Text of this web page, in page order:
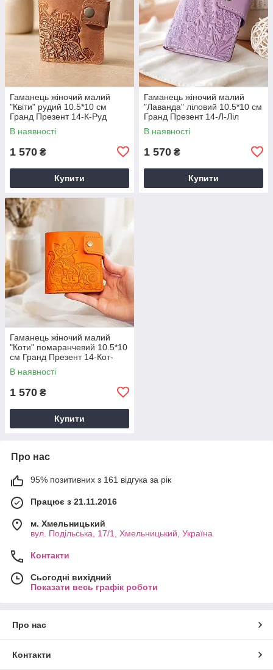
Гаманець жіночий малий
"Квіти" рудий 10.5*10 см
Гранд Презент 14-К-Руд
В наявності
1 570 ₴
Купити
Гаманець жіночий малий
"Лаванда" ліловий 10.5*10 см
Гранд Презент 14-Л-Ліл
В наявності
1 570 ₴
Купити
Гаманець жіночий малий
"Коти" помаранчевий 10.5*10
см Гранд Презент 14-Кот-
Пом
В наявності
1 570 ₴
Купити
Про нас
95% позитивних з 161 відгука за рік
Працює з 21.11.2016
м. Хмельницький
вул. Подільська, 17/1, Хмельницький, Україна
Контакти
Сьогодні вихідний
Показати весь графік роботи
Про нас
Контакти